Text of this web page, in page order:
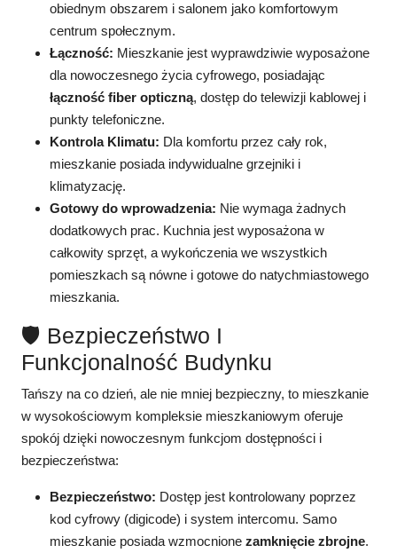
obiednym obszarem i salonem jako komfortowym
centrum społecznym.
Łączność: Mieszkanie jest wyprawdziwie wyposażone
dla nowoczesnego życia cyfrowego, posiadając
łączność fiber opticzną, dostęp do telewizji kablowej i
punkty telefoniczne.
Kontrola Klimatu: Dla komfortu przez cały rok,
mieszkanie posiada indywidualne grzejniki i
klimatyzację.
Gotowy do wprowadzenia: Nie wymaga żadnych
dodatkowych prac. Kuchnia jest wyposażona w
całkowity sprzęt, a wykończenia we wszystkich
pomieszkach są nówne i gotowe do natychmiastowego
mieszkania.
🛡️ Bezpieczeństwo I
Funkcjonalność Budynku
Tańszy na co dzień, ale nie mniej bezpieczny, to mieszkanie
w wysokościowym kompleksie mieszkaniowym oferuje
spokój dzięki nowoczesnym funkcjom dostępności i
bezpieczeństwa:
Bezpieczeństwo: Dostęp jest kontrolowany poprzez
kod cyfrowy (digicode) i system intercomu. Samo
mieszkanie posiada wzmocnione zamknięcie zbrojne.